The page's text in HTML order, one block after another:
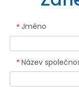
* Jméno
* Název